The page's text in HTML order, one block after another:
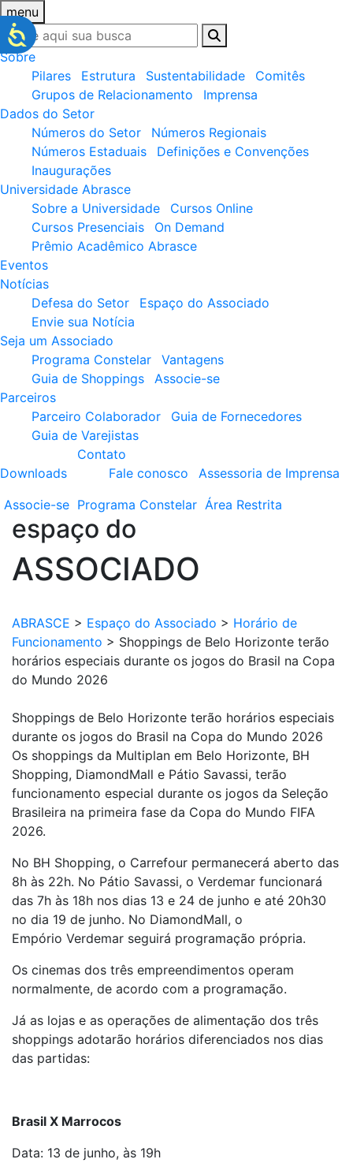
menu
Sobre
Pilares
Estrutura Sustentabilidade
Comitês
Grupos de Relacionamento
Imprensa
Dados do Setor
Números do Setor
Números Regionais
Números Estaduais
Definições e Convenções
Inaugurações
Universidade Abrasce
Sobre a Universidade
Cursos Online
Cursos Presenciais
On Demand
Prêmio Acadêmico Abrasce
Eventos
Notícias
Defesa do Setor
Espaço do Associado
Envie sua Notícia
Seja um Associado
Programa Constelar
Vantagens
Guia de Shoppings
Associe-se
Parceiros
Parceiro Colaborador
Guia de Fornecedores
Guia de Varejistas
Downloads
Contato
Fale conosco
Assessoria de Imprensa
Associe-se Programa Constelar Área Restrita
espaço do
ASSOCIADO
ABRASCE > Espaço do Associado > Horário de
Funcionamento > Shoppings de Belo Horizonte terão
horários especiais durante os jogos do Brasil na Copa
do Mundo 2026
Shoppings de Belo Horizonte terão horários especiais
durante os jogos do Brasil na Copa do Mundo 2026
Os shoppings da Multiplan em Belo Horizonte, BH
Shopping, DiamondMall e Pátio Savassi, terão
funcionamento especial durante os jogos da Seleção
Brasileira na primeira fase da Copa do Mundo FIFA
2026.
No BH Shopping, o Carrefour permanecerá aberto das
8h às 22h. No Pátio Savassi, o Verdemar funcionará
das 7h às 18h nos dias 13 e 24 de junho e até 20h30
no dia 19 de junho. No DiamondMall, o
Empório Verdemar seguirá programação própria.
Os cinemas dos três empreendimentos operam
normalmente, de acordo com a programação.
Já as lojas e as operações de alimentação dos três
shoppings adotarão horários diferenciados nos dias
das partidas:
Brasil X Marrocos
Data: 13 de junho, às 19h